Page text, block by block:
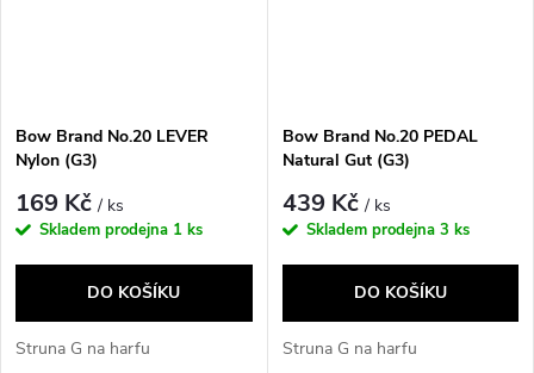
Bow Brand No.20 LEVER
Nylon (G3)
169 Kč/ ks
Skladem prodejna 1 ks
DO KOŠÍKU
Struna G na harfu
Bow Brand No.20 PEDAL
Natural Gut (G3)
439 Kč/ ks
Skladem prodejna 3 ks
DO KOŠÍKU
Struna G na harfu